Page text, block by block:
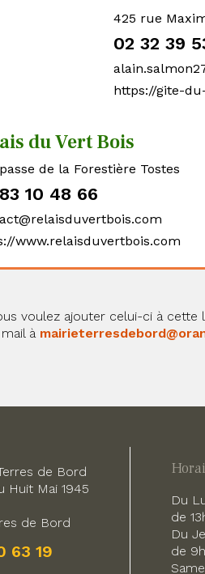
425 rue
02 32 39
https://gite-
du Vert Bois
de la Forestière Tostes
10 48 66
www.relaisduvertbois.com
voulez ajouter celui-ci à
à
de Bord
Huit Mai 1945
de Bord
63 19
Du
de
Du
de